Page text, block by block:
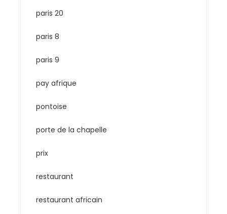
paris 20
paris 8
paris 9
pay afrique
pontoise
porte de la chapelle
prix
restaurant
restaurant africain